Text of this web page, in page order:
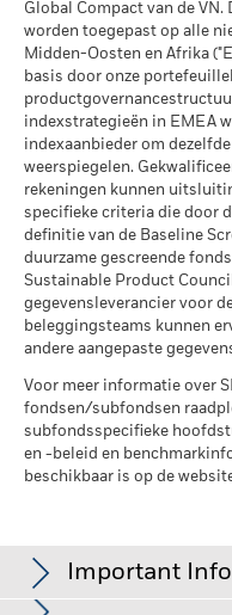
Beperkende
benchmark 1
(%) USD
Het rendement is
kosten. Instap-/
aanmerking genomen bij
De getoonde cijfers
verleden.In het verleden
betrouwbare indicator
kunnen zich in de
u helpen om te
werd beheerd
De prestaties worden
inventariswaarde (NIW),
van toepassing, worden
belegging kan stijgen of
valutaschommelingen als
andere valuta dan die
Betrokkenheid van
bedrijfsleven Dekking
per 30/jun/2026
Percentage niet-gedekt
Fonds
per 30/jun/2026
De blootstellingen van
het bedrijfsleven, zoals
Ketelkool en Oliezand,
voor bedrijven die meer
genereren uit ketelkool of
inkomsten genereren uit
inkomstendrempel van
Research, geldt het
oliezand 0,00%.
betrokkenheid van elk
gebruik van die gegevens
Global Compact van de VN.
worden toegepast op alle
Midden-Oosten en Afrika
basis door onze
indexstrategieën in EMEA
indexaanbieder om
weerspiegelen.
rekeningen kunnen
specifieke criteria die door
definitie van de Baseline
duurzame gescreende
Sustainable Product
gegevensleverancier voor
beleggingsteams kunnen
andere aangepaste
Voor meer informatie over
fondsen/subfondsen
subfondsspecifieke
en -beleid en
beschikbaar is op de
Important